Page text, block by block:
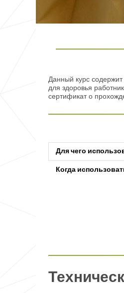
Данный курс
для здоровья
сертификат о
Для чего
Когда